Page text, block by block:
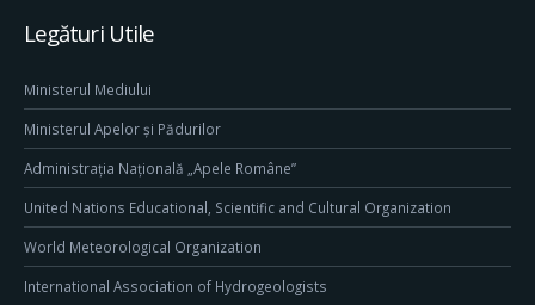
Legături Utile
Ministerul Mediului
Ministerul Apelor și Pădurilor
Administrația Națională „Apele Române”
United Nations Educational, Scientific and Cultural Organization
World Meteorological Organization
International Association of Hydrogeologists